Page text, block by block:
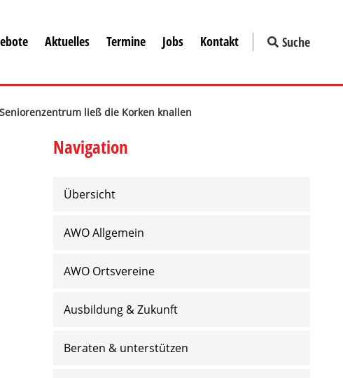
Suche
Aktuelles Termine Jobs Kontakt
ließ die Korken knallen
Navigation
Übersicht
AWO Allgemein
AWO Ortsvereine
Ausbildung & Zukunft
Beraten & unterstützen